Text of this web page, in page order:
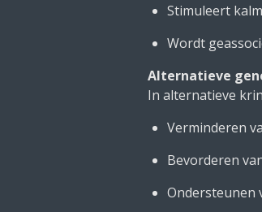
Stimuleert
Wordt
Alternatieve
In alternatieve
Verminderen
Bevorderen
Ondersteunen